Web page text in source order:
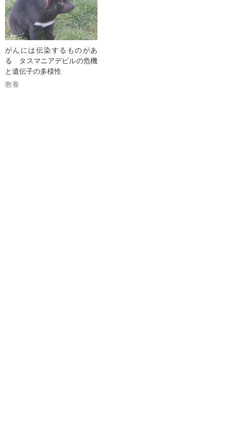
がんには伝染するものがあ
る タスマニアデビルの危機
と遺伝子の多様性
教養